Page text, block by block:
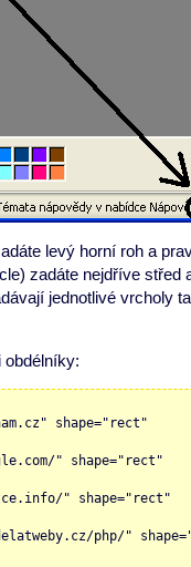
levý horní roh a
zadáte nejdříve střed
jednotlivé vrcholy
obdélníky:
shape="rect"
" shape="rect"
" shape="rect"
php/"